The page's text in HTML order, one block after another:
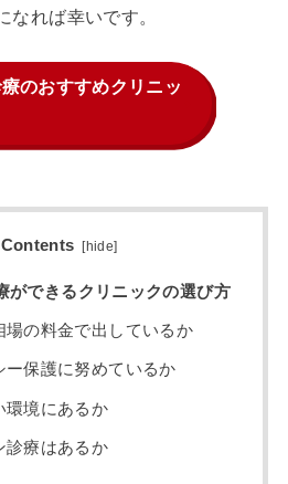
なれば幸いです。
のおすすめクリニッ
Contents [hide]
ができるクリニックの選び方
場の料金で出しているか
ー保護に努めているか
環境にあるか
診療はあるか